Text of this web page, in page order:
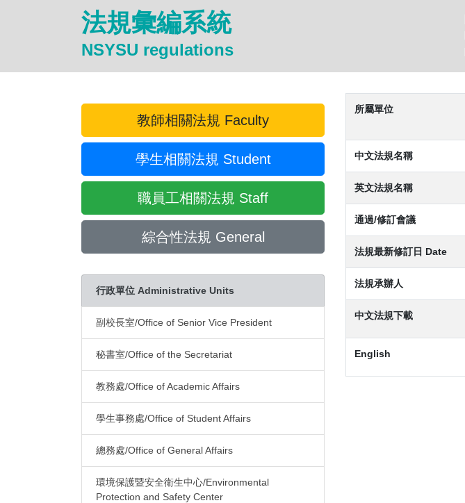
法規彙編系統
NSYSU regulations
教師相關法規 Faculty
學生相關法規 Student
職員工相關法規 Staff
綜合性法規 General
行政單位 Administrative Units
副校長室/Office of Senior Vice President
秘書室/Office of the Secretariat
教務處/Office of Academic Affairs
學生事務處/Office of Student Affairs
總務處/Office of General Affairs
環境保護暨安全衛生中心/Environmental
Protection and Safety Center
所屬單位
中文法規名稱
英文法規名稱
通過/修訂會議
法規最新修訂日 Date
法規承辦人
中文法規下載
English